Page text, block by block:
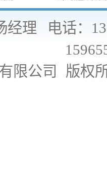
经理
电话：
限公司
版权